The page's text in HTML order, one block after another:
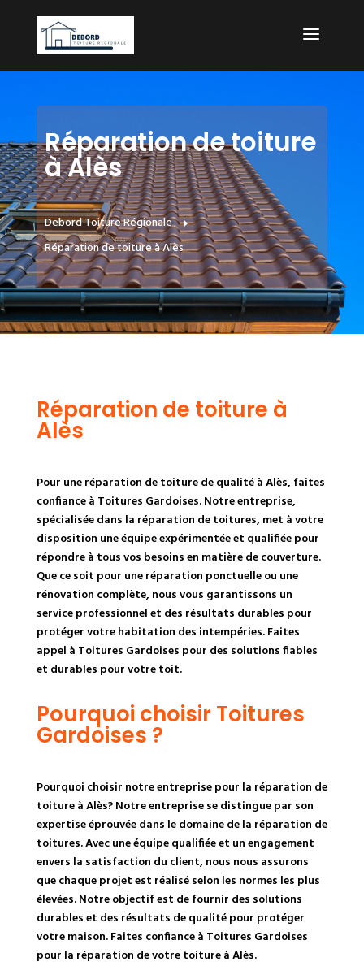
Réparation de toiture
à Alès
Debord Toiture Régionale E
Réparation de toiture à Alès
Réparation de toiture à
Alès
Pour une réparation de toiture de qualité à Alès, faites
confiance à Toitures Gardoises. Notre entreprise,
spécialisée dans la réparation de toitures, met à votre
disposition une équipe expérimentée et qualifiée pour
répondre à tous vos besoins en matière de couverture.
Que ce soit pour une réparation ponctuelle ou une
rénovation complète, nous vous garantissons un
service professionnel et des résultats durables pour
protéger votre habitation des intempéries. Faites
appel à Toitures Gardoises pour des solutions fiables
et durables pour votre toit.
Pourquoi choisir Toitures
Gardoises ?
Pourquoi choisir notre entreprise pour la réparation de
toiture à Alès? Notre entreprise se distingue par son
expertise éprouvée dans le domaine de la réparation de
toitures. Avec une équipe qualifiée et un engagement
envers la satisfaction du client, nous nous assurons
que chaque projet est réalisé selon les normes les plus
élevées. Notre objectif est de fournir des solutions
durables et des résultats de qualité pour protéger
votre maison. Faites confiance à Toitures Gardoises
pour la réparation de votre toiture à Alès.